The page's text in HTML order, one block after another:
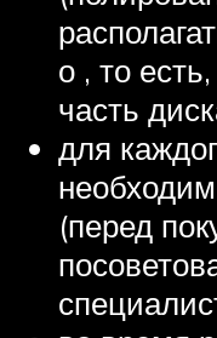
о , то
часть
для
(перед